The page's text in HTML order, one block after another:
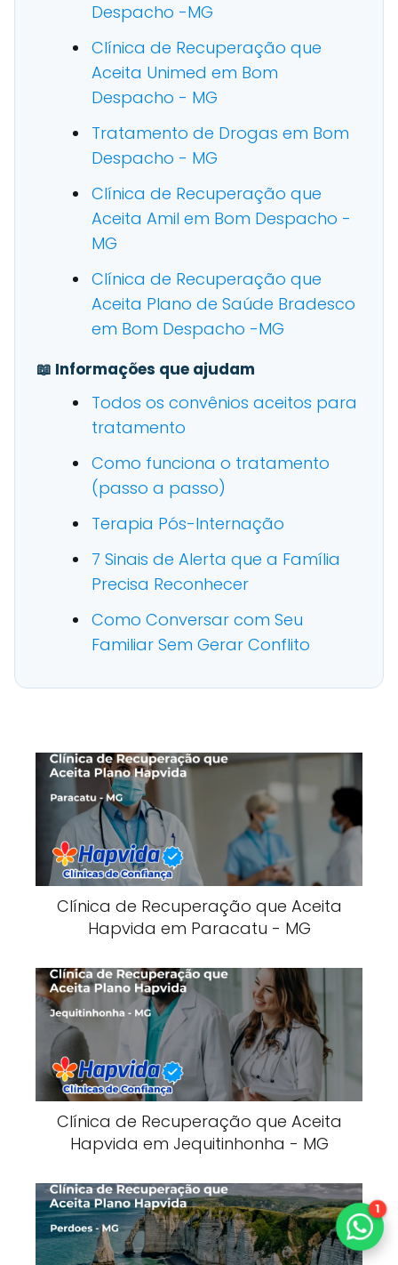
Despacho -MG
Clínica de Recuperação que
Aceita Unimed em Bom
Despacho - MG
Tratamento de Drogas em Bom
Despacho - MG
Clínica de Recuperação que
Aceita Amil em Bom Despacho -
MG
Clínica de Recuperação que
Aceita Plano de Saúde Bradesco
em Bom Despacho -MG
📖 Informações que ajudam
Todos os convênios aceitos para
tratamento
Como funciona o tratamento
(passo a passo)
Terapia Pós-Internação
7 Sinais de Alerta que a Família
Precisa Reconhecer
Como Conversar com Seu
Familiar Sem Gerar Conflito
Clínica de Recuperação que Aceita
Hapvida em Paracatu - MG
Clínica de Recuperação que Aceita
Hapvida em Jequitinhonha - MG
1